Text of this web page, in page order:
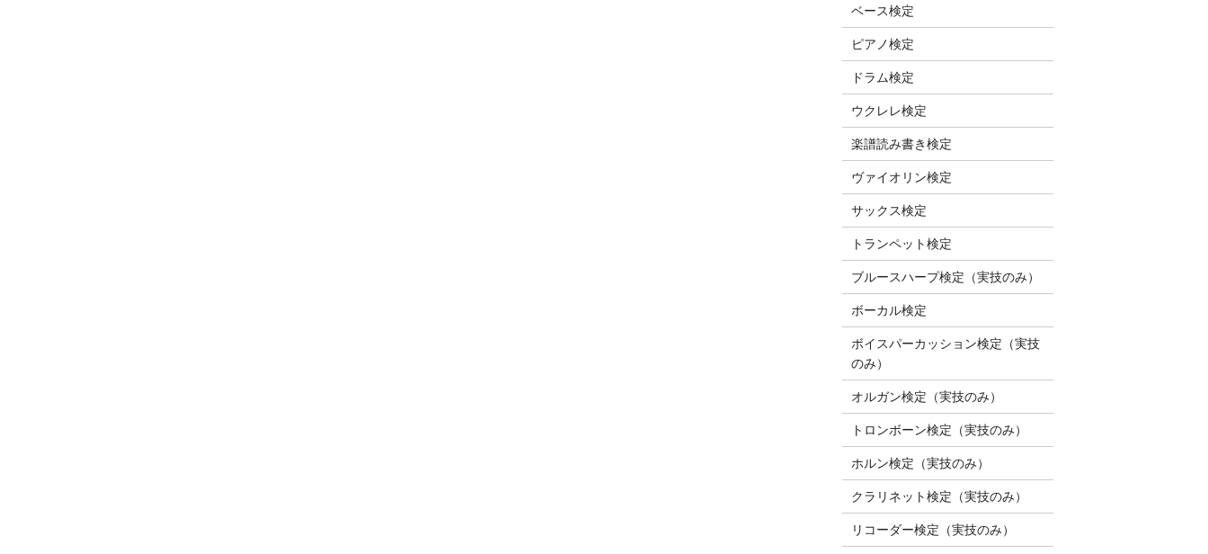
ベース検定
ピアノ検定
ドラム検定
ウクレレ検定
楽譜読み書き検定
ヴァイオリン検定
サックス検定
トランペット検定
ブルースハープ検定（実技のみ）
ボーカル検定
ボイスパーカッション検定（実技
のみ）
オルガン検定（実技のみ）
トロンボーン検定（実技のみ）
ホルン検定（実技のみ）
クラリネット検定（実技のみ）
リコーダー検定（実技のみ）